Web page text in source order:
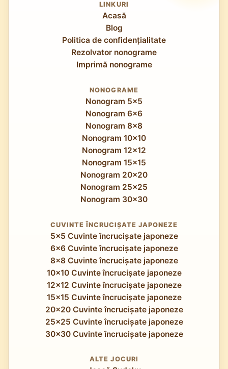
LINKURI
Acasă
Blog
Politica de confidențialitate
Rezolvator nonograme
Imprimă nonograme
NONOGRAME
Nonogram 5x5
Nonogram 6x6
Nonogram 8x8
Nonogram 10x10
Nonogram 12x12
Nonogram 15x15
Nonogram 20x20
Nonogram 25x25
Nonogram 30x30
CUVINTE ÎNCRUCIȘATE JAPONEZE
5x5 Cuvinte încrucișate japoneze
6x6 Cuvinte încrucișate japoneze
8x8 Cuvinte încrucișate japoneze
10x10 Cuvinte încrucișate japoneze
12x12 Cuvinte încrucișate japoneze
15x15 Cuvinte încrucișate japoneze
20x20 Cuvinte încrucișate japoneze
25x25 Cuvinte încrucișate japoneze
30x30 Cuvinte încrucișate japoneze
ALTE JOCURI